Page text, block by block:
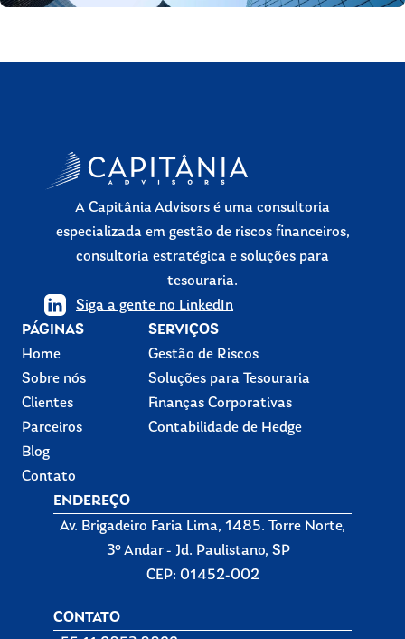
A Capitânia Advisors é uma consultoria
especializada em gestão de riscos financeiros,
consultoria estratégica e soluções para
tesouraria.
Siga a gente no LinkedIn
PÁGINAS
Home
Sobre nós
Clientes
Parceiros
Blog
Contato
SERVIÇOS
Gestão de Riscos
Soluções para Tesouraria
Finanças Corporativas
Contabilidade de Hedge
ENDEREÇO
Av. Brigadeiro Faria Lima, 1485. Torre Norte,
3º Andar - Jd. Paulistano, SP
CEP: 01452-002
CONTATO